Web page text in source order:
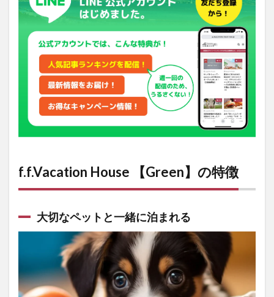
1.1
大切
なペ
ット
緒に
泊ま
れる
1.2
設備
が充
実し
1.3
多様
泊プ
ラン
ュー
が充
実
f.f.Vacation House 【Green】の特徴
大切なペットと一緒に泊まれる